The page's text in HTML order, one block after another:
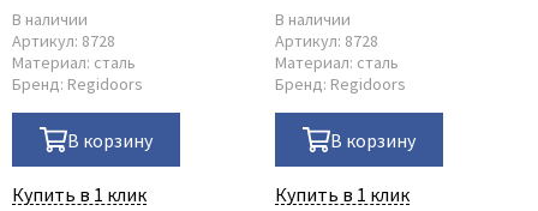
В наличии
Артикул: 8728
Материал: сталь
Бренд: Regidoors
В корзину
Купить в 1 клик
В наличии
Артикул: 8728
Материал: сталь
Бренд: Regidoors
В корзину
Купить в 1 клик